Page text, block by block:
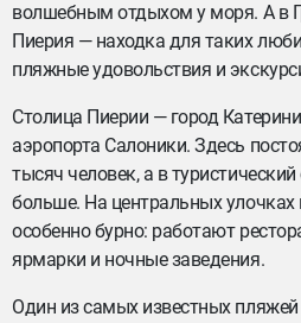
волшебным отдыхом у моря. А в
Пиерия — находка для таких
пляжные удовольствия и
Столица Пиерии — город
аэропорта Салоники. Здесь
тысяч человек, а в
больше. На центральных улочках
особенно бурно: работают
ярмарки и ночные заведения.
Один из самых известных